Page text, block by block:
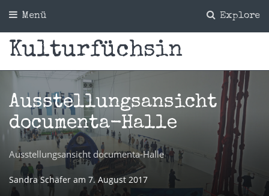
Explore
Menü
Kulturfüchsin
Ausstellungsansicht
documenta-Halle
Ausstellungsansicht documenta-Halle
Sandra Schäfer am 7. August 2017